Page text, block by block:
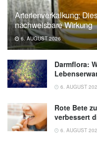
Arterienverkalkung:
nachweisbare Wirkung
6. AUGUST 2026
Darmflora:
6. AUGUST
Rote Bete
verbessert
6. AUGUST